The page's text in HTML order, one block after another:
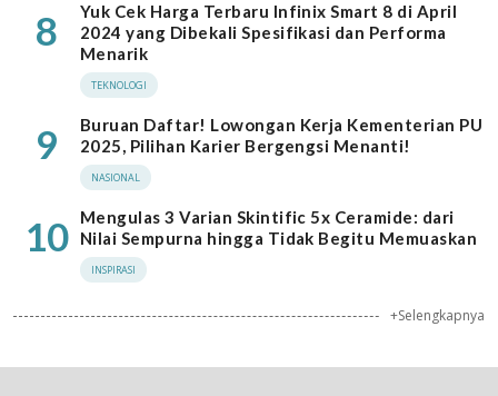
8
Yuk Cek Harga Terbaru Infinix Smart 8 di April
2024 yang Dibekali Spesifikasi dan Performa
Menarik
TEKNOLOGI
9
Buruan Daftar! Lowongan Kerja Kementerian PU
2025, Pilihan Karier Bergengsi Menanti!
NASIONAL
10
Mengulas 3 Varian Skintific 5x Ceramide: dari
Nilai Sempurna hingga Tidak Begitu Memuaskan
INSPIRASI
+Selengkapnya